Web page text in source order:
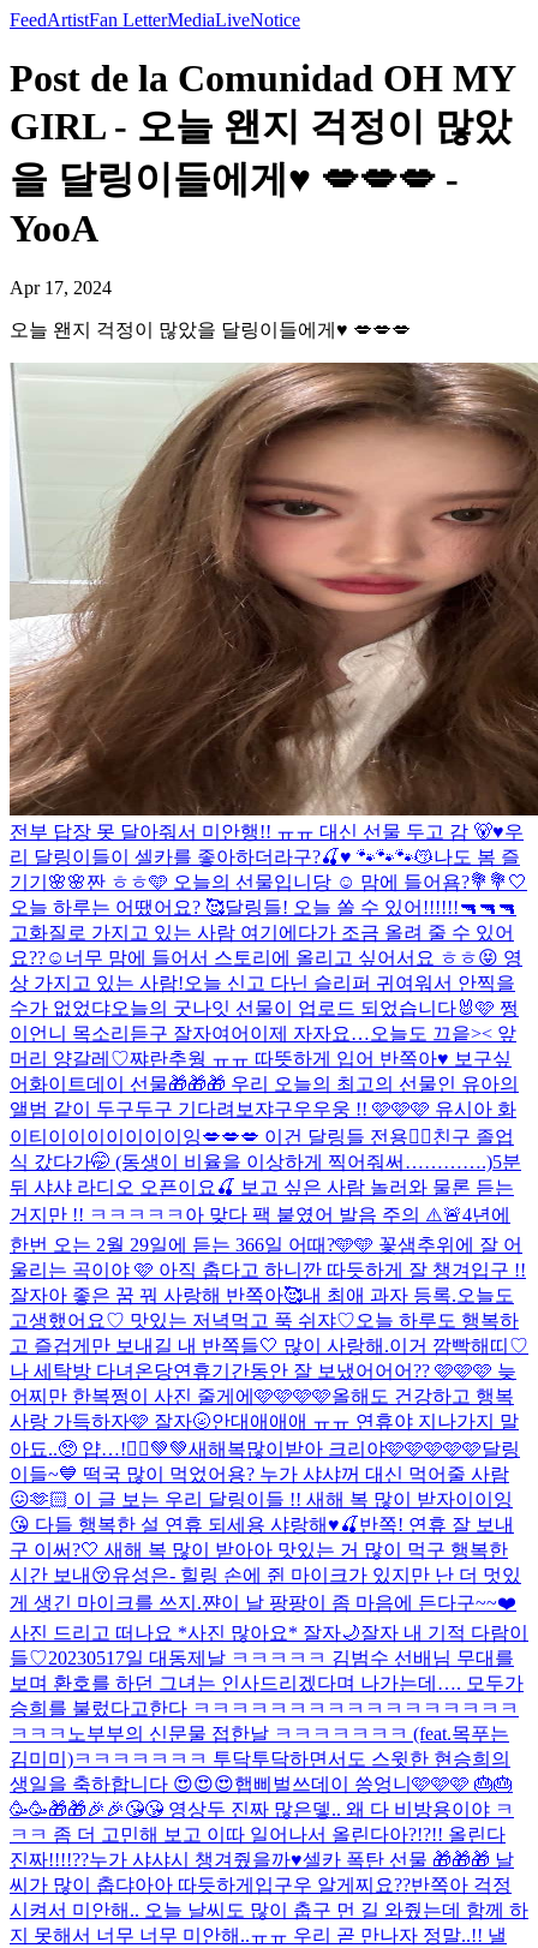
FeedArtistFan LetterMediaLiveNotice
Post de la Comunidad OH MY
GIRL - 오늘 왠지 걱정이 많았
을 달링이들에게♥️ 💋💋💋 -
YooA
Apr 17, 2024
오늘 왠지 걱정이 많았을 달링이들에게♥️ 💋💋💋
전부 답장 못 달아줘서 미안행!! ㅠㅠ 대신 선물 두고 감 🐻♥️우
리 달링이들이 셀카를 좋아하더라구?🍒♥️ 🐾🐾🐾😽나도 봄 즐
기기🌸🌸짠 ㅎㅎ🩵 오늘의 선물입니당 ☺️ 맘에 들어욤?💐 💐🤍
오늘 하루는 어땠어요? 🥰달링들! 오늘 쏠 수 있어!!!!!!🔫🔫🔫
고화질로 가지고 있는 사람 여기에다가 조금 올려 줄 수 있어
요??☺️너무 맘에 들어서 스토리에 올리고 싶어서요 ㅎㅎ😝 영
상 가지고 있는 사람!오늘 신고 다닌 슬리퍼 귀여워서 안찍을
수가 없었댜오늘의 굿나잇 선물이 업로드 되었습니다🐰🩷 쩡
이언니 목소리듣구 잘자여어 이제 자자요…오늘도 끄읕>< 앞
머리 양갈레♡쨔란추웡 ㅠㅠ 따뜻하게 입어 반쪽아♥️ 보구싶
어 화이트데이 선물🎁🎁🎁 우리 오늘의 최고의 선물인 유아의
앨범 같이 두구두구 기다려보쟈구우우웅 !! 🩷🩷🩷 유시아 화
이티이이이이이이이잉💋💋💋 이건 달링들 전용❤️‍🔥친구 졸업
식 갔다가🤭 (동생이 비율을 이상하게 찍어줘써………….)5분
뒤 샤샤 라디오 오픈이요🍒 보고 싶은 사람 놀러와 물론 듣는
거지만 !! ㅋㅋㅋㅋㅋ아 맞다 팩 붙였어 발음 주의 ⚠️🚨4년에
한번 오는 2월 29일에 듣는 366일 어때?🩵🩵 꽃샘추위에 잘 어
울리는 곡이야 🩷 아직 춥다고 하니깐 따듯하게 잘 챙겨입구 !!
잘자아 좋은 꿈 꿔 사랑해 반쪽아🥰내 최애 과자 등록.오늘도
고생했어요♡ 맛있는 저녁먹고 푹 쉬쟈♡오늘 하루도 행복하
고 즐겁게만 보내길 내 반쪽들🤍 많이 사랑해.이거 깜빡해띠♡
나 세탁방 다녀온당연휴기간동안 잘 보냈어어어?? 🩷🩷🩷 늦
어찌만 한복쩡이 사진 줄게에🩷🩷🩷🩷올해도 건강하고 행복
사랑 가득하자🩷 잘자🌝안대애애애 ㅠㅠ 연휴야 지나가지 말
아됴..🥺 얍…!🧚‍♀️💚💚새해복많이받아 크리야🩷🩷🩷🩷🩷달링
이들~💙 떡국 많이 먹었어용? 누가 샤샤꺼 대신 먹어줄 사람
😖🫶🏻 이 글 보는 우리 달링이들 !! 새해 복 많이 받자이이잉
😘 다들 행복한 설 연휴 되세용 샤랑해♥️🍒 반쪽! 연휴 잘 보내
구 이써?🤍 새해 복 많이 받아아 맛있는 거 많이 먹구 행복한
시간 보내😚유성은- 힐링 손에 쥔 마이크가 있지만 난 더 멋있
게 생긴 마이크를 쓰지.쨘이 날 팡팡이 좀 마음에 든다구~~❤️
사진 드리고 떠나요 *사진 많아요* 잘자🌙잘자 내 기적 다람이
들♡20230517일 대동제날 ㅋㅋㅋㅋㅋ 김범수 선배님 무대를
보며 환호를 하던 그녀는 인사드리겠다며 나가는데…. 모두가
승희를 불렀다고한다 ㅋㅋㅋㅋㅋㅋㅋㅋㅋㅋㅋㅋㅋㅋㅋㅋㅋ
ㅋㅋㅋ 노부부의 신문물 접한날 ㅋㅋㅋㅋㅋㅋㅋ (feat.목푸는
김미미)ㅋㅋㅋㅋㅋㅋㅋ 투닥투닥하면서도 스윗한 현승희의
생일을 축하합니다 😍😍😍햅삐벌쓰데이 씅엉니🩷🩷🩷 🎂🎂
🥳🥳🎁🎁🎉🎉😘😘 영상두 진짜 많은뎋.. 왜 다 비방용이야 ㅋ
ㅋㅋ 좀 더 고민해 보고 이따 일어나서 올린다아?!?!! 올린다
진짜!!!!??누가 샤샤시 챙겨줬을까♥️셀카 폭탄 선물 🎁🎁🎁 날
씨가 많이 춥댜아아 따듯하게입구우 알게찌요??반쪽아 걱정
시켜서 미안해.. 오늘 날씨도 많이 춥구 먼 길 와줬는데 함께 하
지 못해서 너무 너무 미안해..ㅠㅠ 우리 곧 만나자 정말..!! 낼